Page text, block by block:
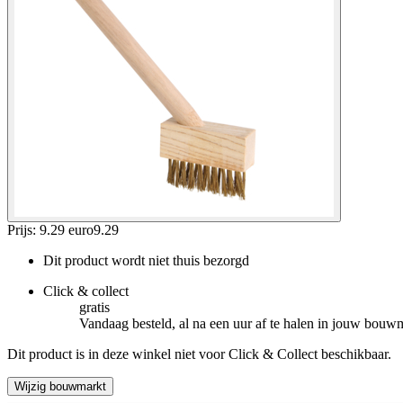
Prijs: 9.29 euro9.29
Dit product wordt niet thuis bezorgd
Click & collect
gratis
Vandaag besteld, al na een uur af te halen in jouw
Dit product is in deze winkel niet voor Click & Collect beschikbaar.
Wijzig bouwmarkt